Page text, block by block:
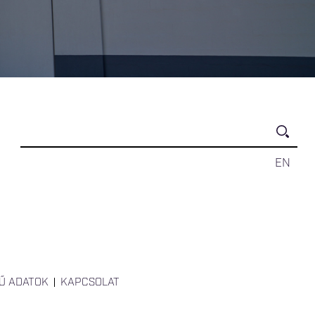
EN
ADATOK KAPCSOLAT